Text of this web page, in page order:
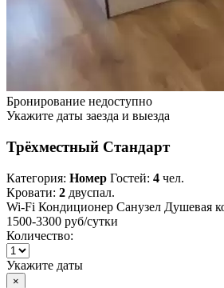
Бронирование недоступно
Укажите даты заезда и выезда
Трёхместный Стандарт
Категория: Номер Гостей: 4 чел.
Кровати: 2 двуспал.
Wi-Fi Кондиционер Санузел Душевая
1500-3300 руб/сутки
Количество:
Укажите даты
×